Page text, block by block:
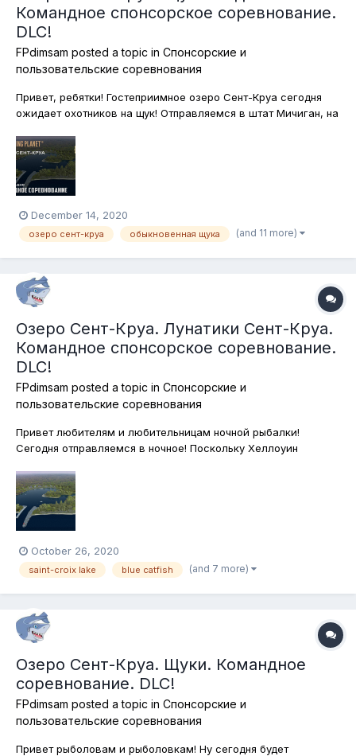
Командное спонсорское соревнование.
DLC!
FPdimsam posted a topic in Спонсорские и
пользовательские соревнования
Привет, ребятки! Гостеприимное озеро Сент-Круа сегодня
ожидает охотников на щук! Отправляемся в штат Мичиган, на
собственно, Сент-Круа. Щуки обыкновенный и все виды
маскинонгов являются сегодня нашей целью. Запасаемся
донными снастями и вп...
December 14, 2020
озеро сент-круа обыкновенная щука (and 11 more)
Озеро Сент-Круа. Лунатики Сент-Круа.
Командное спонсорское соревнование.
DLC!
FPdimsam posted a topic in Спонсорские и
пользовательские соревнования
Привет любителям и любительницам ночной рыбалки!
Сегодня отправляемся в ночное! Поскольку Хеллоуин
(почти по Стивену Кингу)! Ловим голубых сомов и озёрных
осетров на озере Сент-Круа. Причём ловим исключительно
на поплавочную снасть. Каж...
October 26, 2020
saint-croix lake blue catfish (and 7 more)
Озеро Сент-Круа. Щуки. Командное
соревнование. DLC!
FPdimsam posted a topic in Спонсорские и
пользовательские соревнования
Привет рыболовам и рыболовкам! Ну сегодня будет